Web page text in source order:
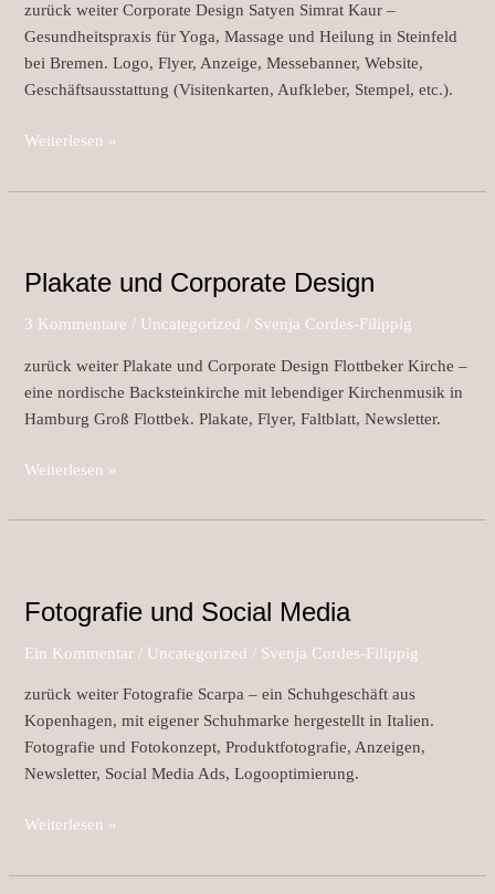
zurück weiter Corporate Design Satyen Simrat Kaur –
Gesundheitspraxis für Yoga, Massage und Heilung in Steinfeld
bei Bremen. Logo, Flyer, Anzeige, Messebanner, Website,
Geschäftsausstattung (Visitenkarten, Aufkleber, Stempel, etc.).
Weiterlesen »
Plakate und Corporate Design
3 Kommentare / Uncategorized / Svenja Cordes-Filippig
zurück weiter Plakate und Corporate Design Flottbeker Kirche –
eine nordische Backsteinkirche mit lebendiger Kirchenmusik in
Hamburg Groß Flottbek. Plakate, Flyer, Faltblatt, Newsletter.
Corporate
Weiterlesen »
Fotografie und Social Media
Ein Kommentar / Uncategorized / Svenja Cordes-Filippig
zurück weiter Fotografie Scarpa – ein Schuhgeschäft aus
Kopenhagen, mit eigener Schuhmarke hergestellt in Italien.
Fotografie und Fotokonzept, Produktfotografie, Anzeigen,
Newsletter, Social Media Ads, Logooptimierung.
Social
Weiterlesen »